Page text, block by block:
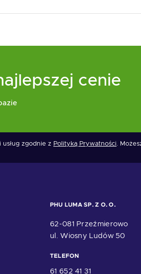
cenie
zgodnie z Polityką Prywatności.
PHU LUMA SP. Z O. O.
62-081 Przeźmierowo
ul. Wiosny Ludów 50
TELEFON
61 652 41 31